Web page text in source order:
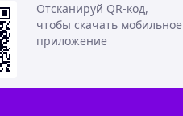
Отсканируй QR-код,
чтобы скачать мобильное
приложение